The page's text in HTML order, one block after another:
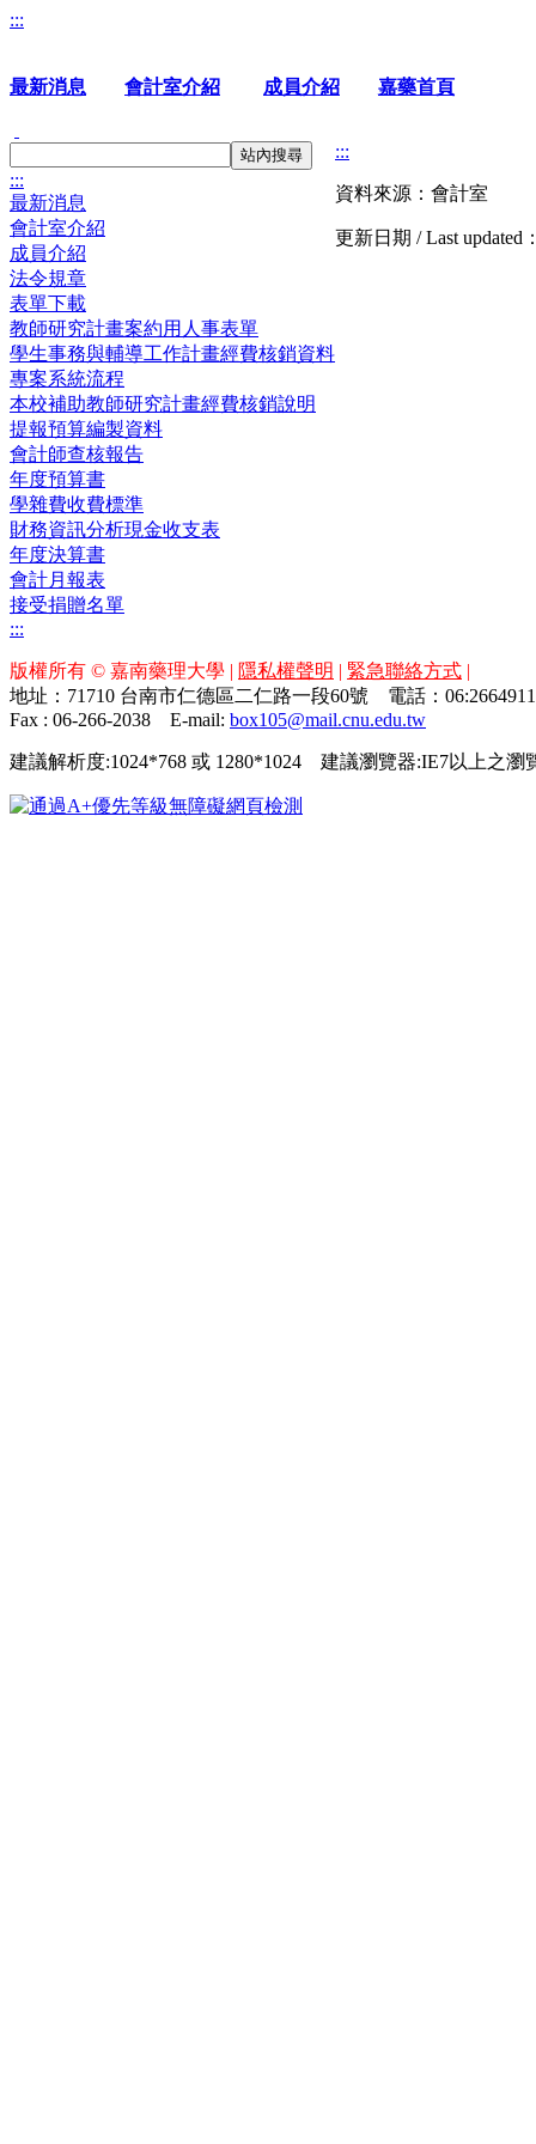
:::
最新消息 會計室介紹 成員介紹 嘉藥首頁
站內搜尋
:::
最新消息
會計室介紹
成員介紹
法令規章
表單下載
教師研究計畫案約用人事表單
學生事務與輔導工作計畫經費核銷資料
專案系統流程
本校補助教師研究計畫經費核銷說明
提報預算編製資料
會計師查核報告
年度預算書
學雜費收費標準
財務資訊分析現金收支表
年度決算書
會計月報表
接受捐贈名單
:::
資料來源：會計室
更新日期 / Last updated
:::
版權所有 © 嘉南藥理大學 | 隱私權聲明 | 緊急聯絡方式 |
地址：71710 台南市仁德區二仁路一段60號 電話：
Fax : 06-266-2038 E-mail: box105@mail.cnu.edu.tw
建議解析度:1024*768 或 1280*1024 建議瀏覽器:IE7以上之瀏